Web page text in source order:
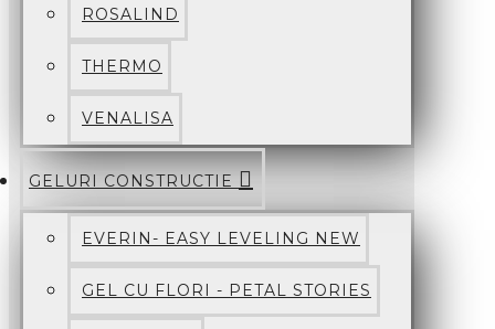
ROSALIND
THERMO
VENALISA
GELURI CONSTRUCTIE
EVERIN- EASY LEVELING NEW
GEL CU FLORI - PETAL STORIES